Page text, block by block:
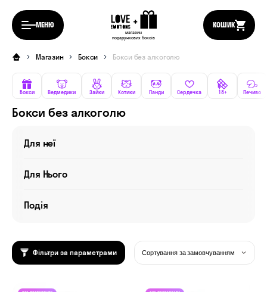
МЕНЮ
магазин
подарункових боксів
КОШИК
Магазин Бокси Бокси без алкоголю
Бокси Ведмедики Зайки Котики Панди Сердечка 18+ Печиво
Бокси без алкоголю
Для неї
Для Нього
Подія
Фільтри за параметрами